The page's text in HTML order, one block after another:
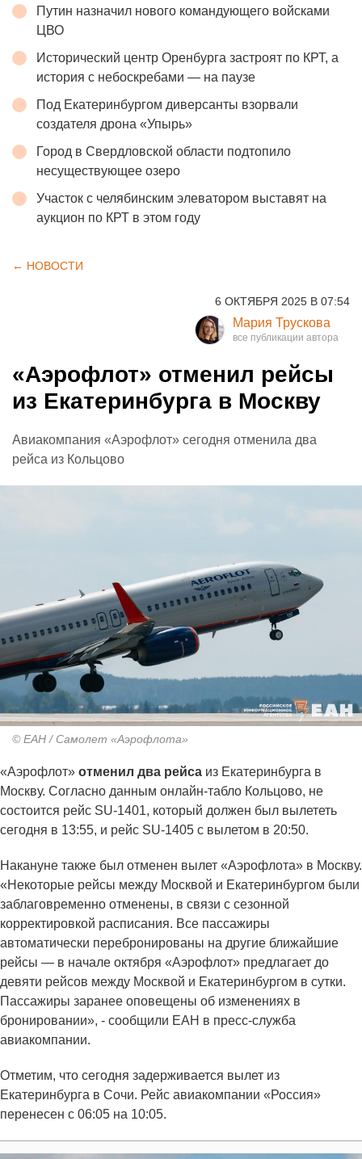
Путин назначил нового командующего войсками
ЦВО
Исторический центр Оренбурга застроят по КРТ, а
история с небоскребами — на паузе
Под Екатеринбургом диверсанты взорвали
создателя дрона «Упырь»
Город в Свердловской области подтопило
несуществующее озеро
Участок с челябинским элеватором выставят на
аукцион по КРТ в этом году
← НОВОСТИ
6 ОКТЯБРЯ 2025 В 07:54
Мария Трускова
«Аэрофлот» отменил рейсы
из Екатеринбурга в Москву
Авиакомпания «Аэрофлот» сегодня отменила два
рейса из Кольцово
© ЕАН / Самолет «Аэрофлота»
«Аэрофлот» отменил два рейса из Екатеринбурга в
Москву. Согласно данным онлайн-табло Кольцово, не
состоится рейс SU-1401, который должен был вылететь
сегодня в 13:55, и рейс SU-1405 с вылетом в 20:50.
Накануне также был отменен вылет «Аэрофлота» в Москву.
«Некоторые рейсы между Москвой и Екатеринбургом были
заблаговременно отменены, в связи с сезонной
корректировкой расписания. Все пассажиры
автоматически перебронированы на другие ближайшие
рейсы — в начале октября «Аэрофлот» предлагает до
девяти рейсов между Москвой и Екатеринбургом в сутки.
Пассажиры заранее оповещены об изменениях в
бронировании», - сообщили ЕАН в пресс-служба
авиакомпании.
Отметим, что сегодня задерживается вылет из
Екатеринбурга в Сочи. Рейс авиакомпании «Россия»
перенесен с 06:05 на 10:05.